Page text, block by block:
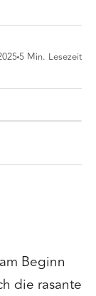
5 Min. Lesezeit
Beginn
die rasante